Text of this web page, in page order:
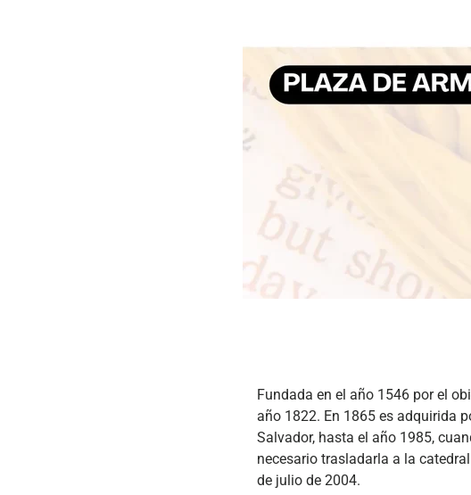
Fundada en el año 1546 por el
año 1822. En 1865 es adquirida
Salvador, hasta el año 1985,
necesario trasladarla a la
de julio de 2004.